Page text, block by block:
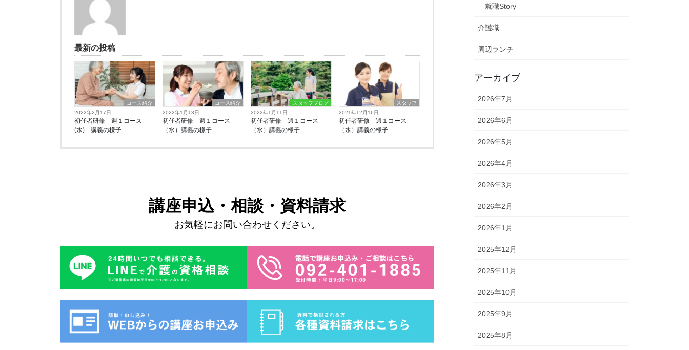
最新の投稿
コース紹介
2022年2月17日
初任者研修 週１コース
(水) 講義の様子
コース紹介
2022年1月13日
初任者研修 週１コース
（水）講義の様子
スタッフブログ
2022年1月11日
初任者研修 週１コース
（水）講義の様子
スタッフ
2021年12月16日
初任者研修 週１コース
（水）講義の様子
講座申込・相談・ 資料請求
お気軽にお問い合わせください。
就職Story
介護職
周辺ランチ
アーカイブ
2026年7月
2026年6月
2026年5月
2026年4月
2026年3月
2026年2月
2026年1月
2025年12月
2025年11月
2025年10月
2025年9月
2025年8月